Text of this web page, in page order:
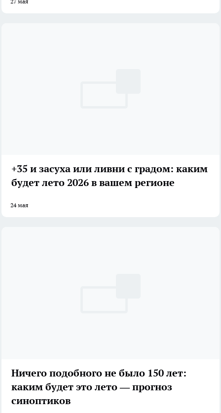
+35 и засуха или ливни с градом: каким
будет лето 2026 в вашем регионе
24 мая
Ничего подобного не было 150 лет:
каким будет это лето — прогноз
синоптиков